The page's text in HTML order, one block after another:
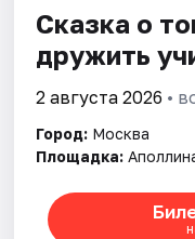
Города
Площадки
Рейтинги
Сказка о
дружить
2 августа 2026 •
Город: Москва
Площадка: